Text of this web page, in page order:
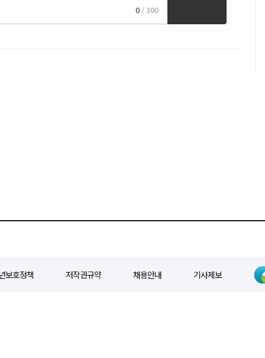
0 / 300
보호정책 저작권규약 채용안내 기사제보